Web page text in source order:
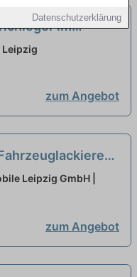
Datenschutzerklärung
im
, auch
zum Angebot
Leipzig GmbH |
zum Angebot